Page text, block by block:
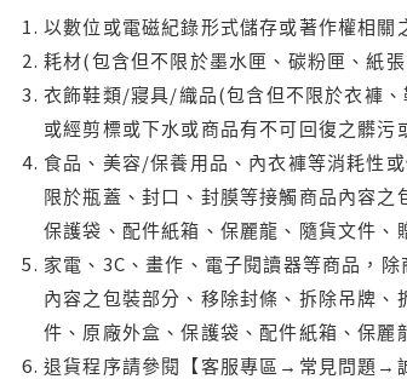
以數位或電磁紀錄形式儲存或著作權相
耗材(包含但不限於墨水匣、碳粉匣、紙
衣飾鞋類/寢具/織品(包含但不限於衣褲
或經剪標或下水或商品有不可回復之髒污
食品、美容/保養用品、內衣褲等消耗性
限於瓶蓋、封口、封膜等接觸商品內容
保護袋、配件紙箱、保麗龍、隨貨文件、
家電、3C、畫作、電子閱讀器等商品，
內容之包裝部分、移除封條、拆除吊牌
件、原廠外盒、保護袋、配件紙箱、保麗
退貨程序請參閱【客服專區→常見問題→